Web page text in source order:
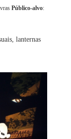
Público-alvo:
lanternas